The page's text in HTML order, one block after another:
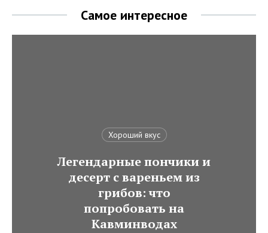
Самое интересное
Хороший вкус
Легендарные пончики и
десерт с вареньем из
грибов: что
попробовать на
Кавминводах